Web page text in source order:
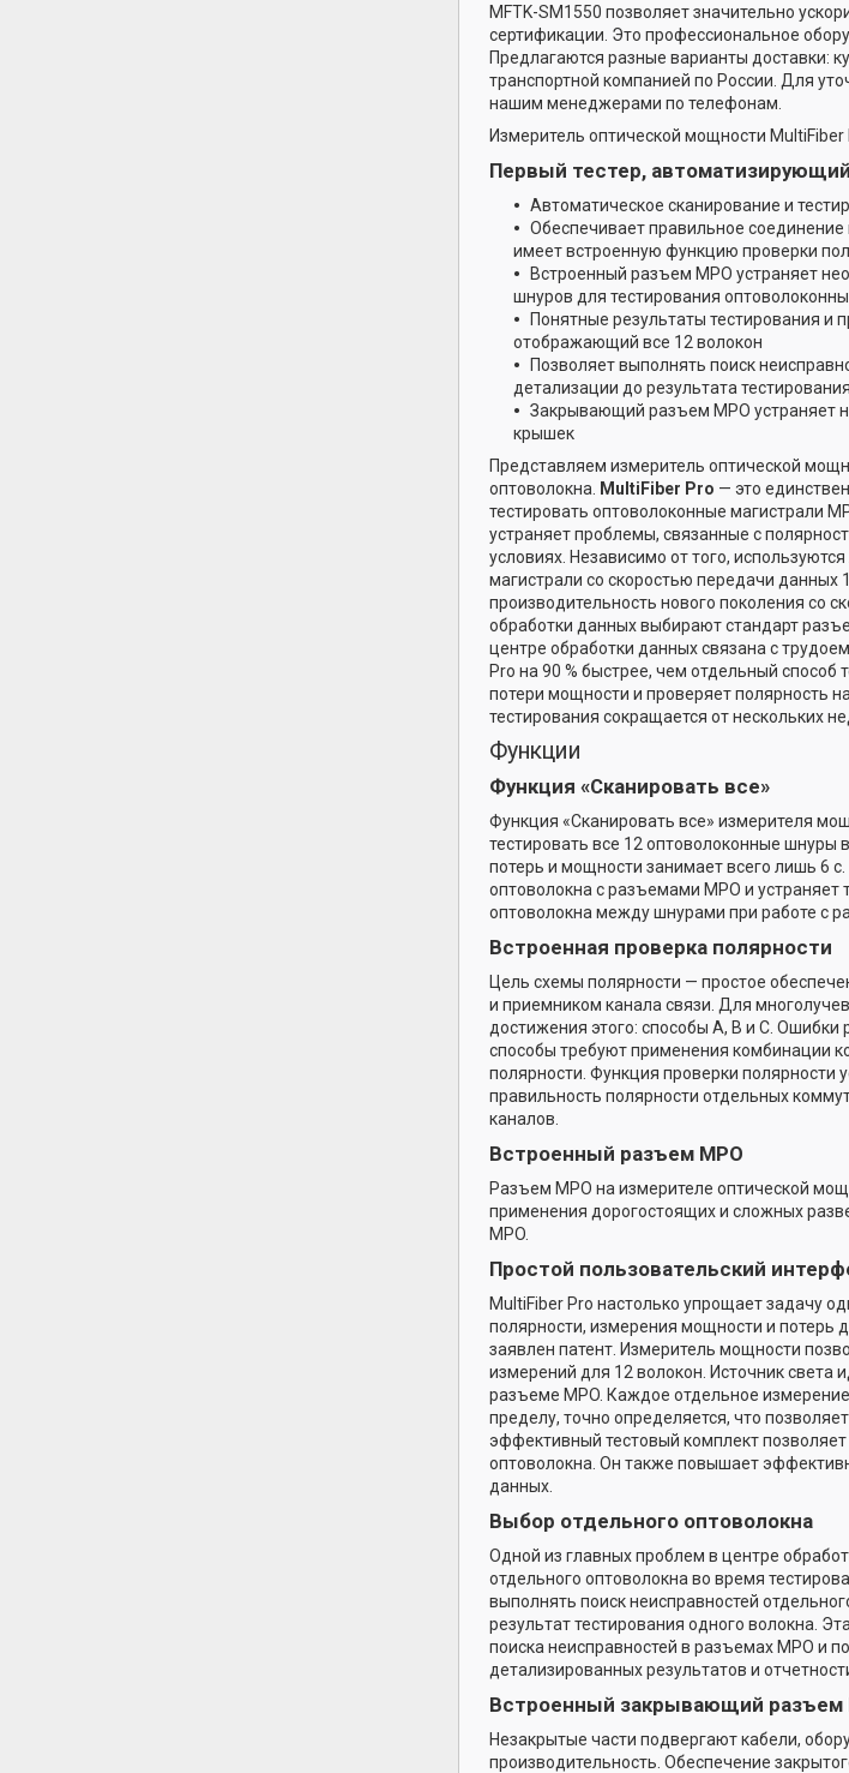
MFTK-SM1550 позволяет значительно
сертификации. Это профессиональное
Предлагаются разные варианты доставки:
транспортной компанией по России. Для
нашим менеджерами по телефонам.
Измеритель оптической мощности
Первый тестер,
Автоматическое сканирование и
Обеспечивает правильное
имеет встроенную функцию проверки
Встроенный разъем MPO устраняет
шнуров для тестирования
Понятные результаты тестирования и
отображающий все 12 волокон
Позволяет выполнять поиск
детализации до результата
Закрывающий разъем MPO устраняет
крышек
Представляем измеритель оптической
оптоволокна.
MultiFiber Pro — это
тестировать оптоволоконные магистрали
устраняет проблемы, связанные с
условиях. Независимо от того,
магистрали со скоростью передачи данных
производительность нового поколения со
обработки данных выбирают стандарт
центре обработки данных связана с
Pro на 90 % быстрее, чем отдельный способ
потери мощности и проверяет полярность
тестирования сокращается от нескольких
Функции
Функция «Сканировать все»
Функция «Сканировать все» измерителя
тестировать все 12 оптоволоконные шнуры
потерь и мощности занимает всего лишь 6
оптоволокна с разъемами MPO и
оптоволокна между шнурами при работе с
Встроенная проверка полярности
Цель схемы полярности — простое
и приемником канала связи. Для
достижения этого: способы А, В и С. Ошибки
способы требуют применения комбинации
полярности. Функция проверки полярности
правильность полярности отдельных
каналов.
Встроенный разъем MPO
Разъем MPO на измерителе оптической
применения дорогостоящих и сложных
MPO.
Простой пользовательский
MultiFiber Pro настолько упрощает задачу
полярности, измерения мощности и потерь
заявлен патент. Измеритель мощности
измерений для 12 волокон. Источник света
разъеме MPO. Каждое отдельное
пределу, точно определяется, что
эффективный тестовый комплект
оптоволокна. Он также повышает
данных.
Выбор отдельного оптоволокна
Одной из главных проблем в центре
отдельного оптоволокна во время
выполнять поиск неисправностей
результат тестирования одного волокна.
поиска неисправностей в разъемах MPO и
детализированных результатов и
Встроенный закрывающий разъем
Незакрытые части подвергают кабели,
производительность. Обеспечение